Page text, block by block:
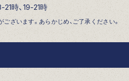
21時、19-21時
ざいます。あらかじめ、ご了承ください。